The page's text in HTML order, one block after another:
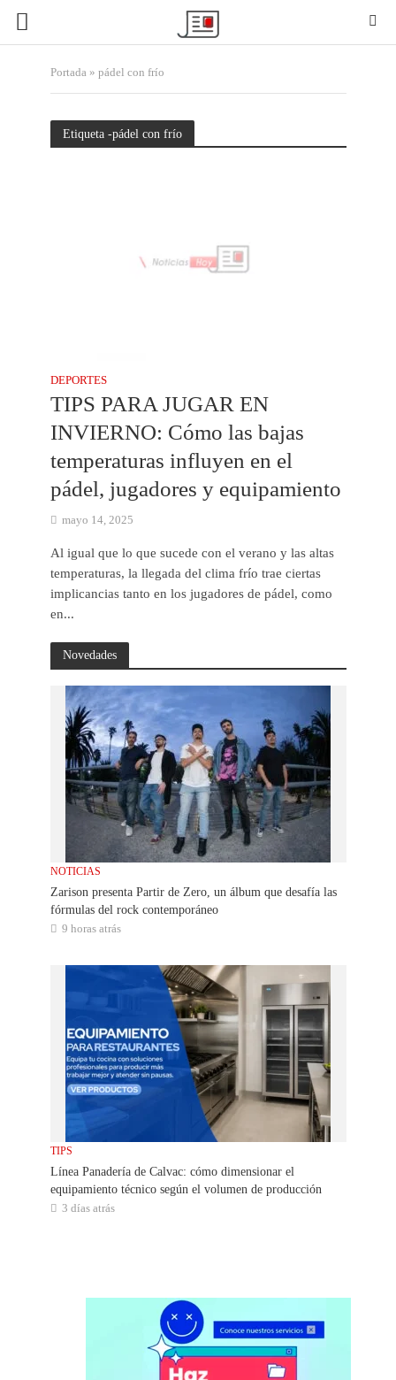
Portada» pádel con frío
Etiqueta -pádel con frío
DEPORTES
TIPS PARA JUGAR EN
INVIERNO: Cómo las bajas
temperaturas influyen en el
pádel, jugadores y equipamiento
mayo 14, 2025
Al igual que lo que sucede con el verano y las altas
temperaturas, la llegada del clima frío trae ciertas
implicancias tanto en los jugadores de pádel, como
en...
Novedades
NOTICIAS
Zarison presenta Partir de Zero, un álbum que desafía las
fórmulas del rock contemporáneo
9 horas atrás
TIPS
Línea Panadería de Calvac: cómo dimensionar el
equipamiento técnico según el volumen de producción
3 días atrás